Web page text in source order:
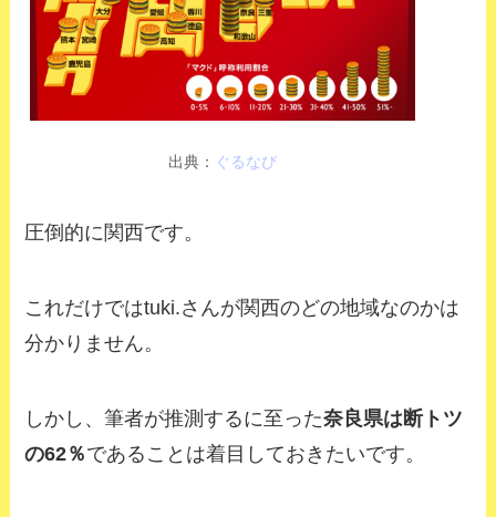
出典： ぐるなび
圧倒的に関西です。
これだけではtuki.さんが関西のどの地域なのかは
分かりません。
しかし、筆者が推測するに至った奈良県は断トツ
の62％であることは着目しておきたいです。